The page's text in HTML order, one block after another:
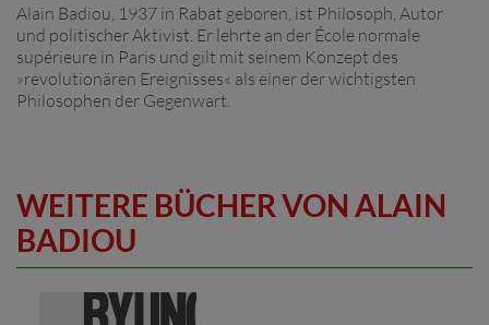
Alain Badiou, 1937 in Rabat geboren, ist Philosoph, Autor
und politischer Aktivist. Er lehrte an der École normale
supérieure in Paris und gilt mit seinem Konzept des
»revolutionären Ereignisses« als einer der wichtigsten
Philosophen der Gegenwart.
WEITERE BÜCHER VON ALAIN
BADIOU